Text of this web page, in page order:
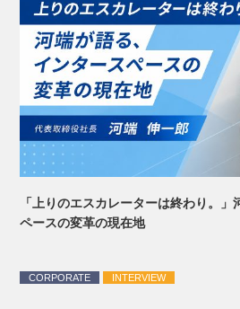
「上りのエスカレーターは終わり。
ペースの変革の現在地
CORPORATE INTERVIEW